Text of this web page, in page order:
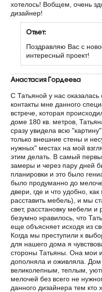
хотелось! Вобщем, очень
дизайнер!
Ответ:
Поздравляю Вас с
интересный проект!
Анастасия Гордеева
С Татьяной у нас
контакты мне данного
встрече, которая
доме 180 кв. метров,
сразу увидела всю
только внешние стены и
нужных" местах на мой
этим делать. В самый
замеры и через пару дней
планировки и это было
было продуманно до
двери, где и что удобно,
расставить мебель), и мы
свет, расстановку мебели
безумно нравилось, что
еще объясняет исходя из
Когда мы преступили к
для нашего дома я
стороны Татьяны. Она мои
дополняла и оживляла. Дом
великолепным, теплым,
мелочей без всего не
данного дизайнера тем кто